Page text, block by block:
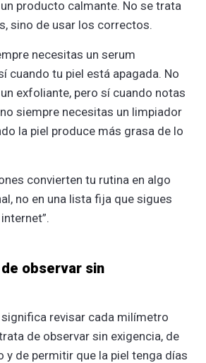
producto calmante. No se trata
sino de usar los correctos.
necesitas un serum
cuando tu piel está apagada. No
exfoliante, pero sí cuando notas
siempre necesitas un limpiador
la piel produce más grasa de lo
convierten tu rutina en algo
no en una lista fija que sigues
observar sin
significa revisar cada milímetro
de observar sin exigencia, de
y de permitir que la piel tenga días